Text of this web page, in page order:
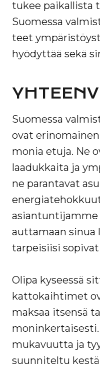
tukee paikallista
Suomessa
teet
hyödyttää sekä
Suomessa
ovat
monia etuja. Ne
laadukkaita ja
ne parantavat
asiantuntijamme
auttamaan sinua
tarpeisiisi
Olipa kyseessä
kattokaihtimet
maksaa itsensä
moninkertaisesti.
mukavuutta ja
suunniteltu